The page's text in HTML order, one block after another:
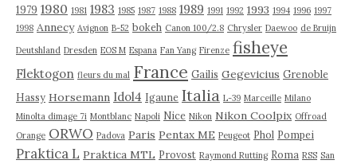
1979 1980 1981 1983 1985 1987 1988 1989 1991 1992 1993 1994 1996 1997
1998 Annecy Avignon B-52 bokeh Canon 100/2.8 Chrysler Daewoo de Bruijn
Deutshland Dresden EOS M Espana Fan Yang Firenze fisheye
Flektogon fleurs du mal France Gailis Gegevicius Grenoble
Hassy Horsemann Idol4 Igaune Italia L-39 Marceille Milano
Minolta dimage 7i Montblanc Napoli Nice Nikon Nikon Coolpix Offroad
Orange ORWO Padova Paris Pentax ME Peugeot Phol Pompei
Praktica L Praktica MTL Provost Raymond Rutting Roma RSS San